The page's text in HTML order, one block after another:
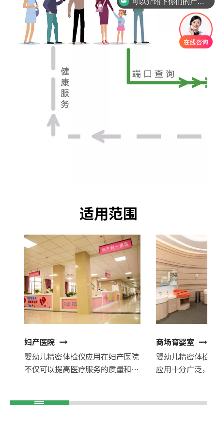
适用范围
妇产医院
婴幼儿精密体检仪应用在妇产医院
不仅可以提高医疗服务的质量和效
全面检测，医生可以更好地了解新
商场育婴室
婴幼儿精密体检
应用十分广泛，
好的体验感，提
你们是怎么收费的呢？